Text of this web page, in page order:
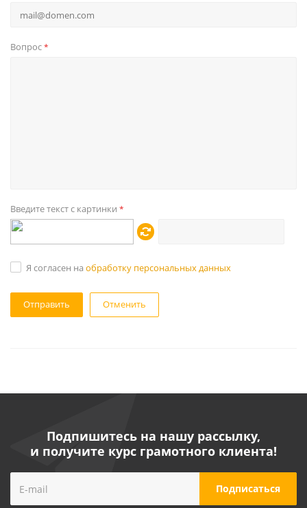
Вопрос*
Введите текст с картинки *
Я согласен на обработку персональных данных
Отменить
Подпишитесь на нашу рассылку,
и получите курс грамотного клиента!